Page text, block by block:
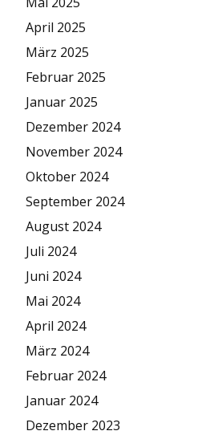
April 2025
März 2025
Februar 2025
Januar 2025
Dezember 2024
November 2024
Oktober 2024
September 2024
August 2024
Juli 2024
Juni 2024
Mai 2024
April 2024
März 2024
Februar 2024
Januar 2024
Dezember 2023